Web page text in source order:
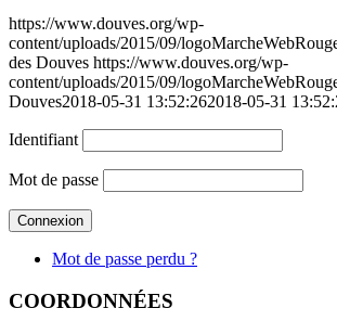
https://www.douves.org/wp-
content/uploads/2015/09/
des Douves https://www.douves.org/wp-
content/uploads/2015/09/
Douves2018-05-31 13:52:262018-05-31
Identifiant
Mot de passe
Mot de passe perdu ?
COORDONNÉES